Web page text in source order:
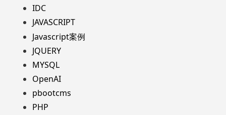
IDC
JAVASCRIPT
Javascript案例
JQUERY
MYSQL
OpenAI
pbootcms
PHP